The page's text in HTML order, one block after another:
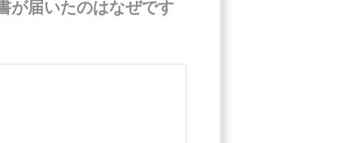
が届いたのはなぜです